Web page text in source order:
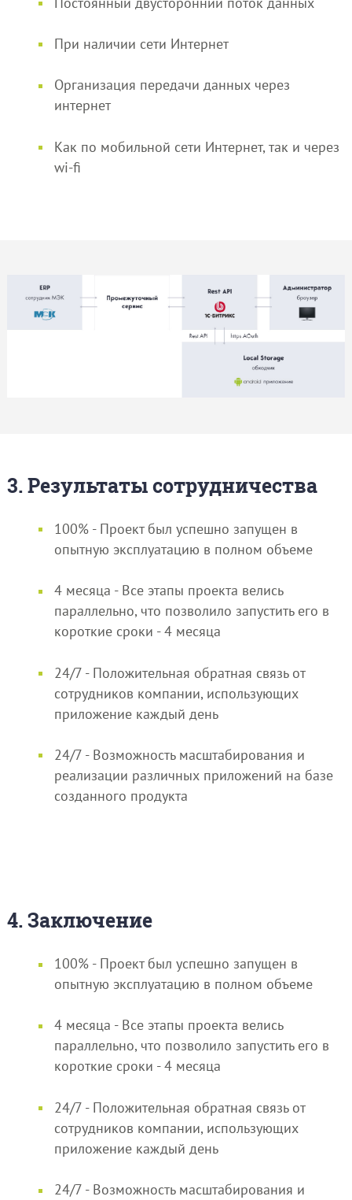
При наличии сети Интернет
Организация передачи данных через
интернет
Как по мобильной сети Интернет, так и через
wi-fi
3. Результаты сотрудничества
100% - Проект был успешно запущен в
опытную эксплуатацию в полном объеме
4 месяца - Все этапы проекта велись
параллельно, что позволило запустить его в
короткие сроки - 4 месяца
24/7 - Положительная обратная связь от
сотрудников компании, использующих
приложение каждый день
24/7 - Возможность масштабирования и
реализации различных приложений на базе
созданного продукта
4. Заключение
100% - Проект был успешно запущен в
опытную эксплуатацию в полном объеме
4 месяца - Все этапы проекта велись
параллельно, что позволило запустить его в
короткие сроки - 4 месяца
24/7 - Положительная обратная связь от
сотрудников компании, использующих
приложение каждый день
24/7 - Возможность масштабирования и